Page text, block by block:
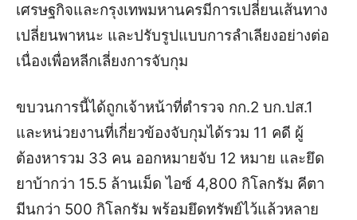
เศรษฐกิจและกรุงเทพมหานครมีการเปลี่ยนเส้นทาง
เปลี่ยนพาหนะ และปรับรูปแบบการลำเลียงอย่างต่อ
เนื่องเพื่อหลีกเลี่ยงการจับกุม
ขบวนการนี้ได้ถูกเจ้าหน้าที่ตำรวจ กก.2 บก.ปส.1
และหน่วยงานที่เกี่ยวข้องจับกุมได้รวม 11 คดี ผู้
ต้องหารวม 33 คน ออกหมายจับ 12 หมาย และยึด
ยาบ้ากว่า 15.5 ล้านเม็ด ไอซ์ 4,800 กิโลกรัม คีตา
มีนกว่า 500 กิโลกรัม พร้อมยึดทรัพย์ไว้แล้วหลาย